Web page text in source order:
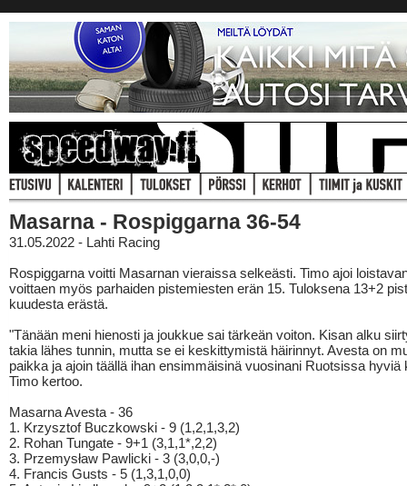
Masarna - Rospiggarna 36-54
31.05.2022 - Lahti Racing
Rospiggarna voitti Masarnan vieraissa selkeästi. Timo ajoi
voittaen myös parhaiden pistemiesten erän 15. Tuloksena 13+2
kuudesta erästä.
"Tänään meni hienosti ja joukkue sai tärkeän voiton. Kisan alku
takia lähes tunnin, mutta se ei keskittymistä häirinnyt. Avesta on
paikka ja ajoin täällä ihan ensimmäisinä vuosinani Ruotsissa hyviä
Timo kertoo.
Masarna Avesta - 36
1. Krzysztof Buczkowski - 9 (1,2,1,3,2)
2. Rohan Tungate - 9+1 (3,1,1*,2,2)
3. Przemysław Pawlicki - 3 (3,0,0,-)
4. Francis Gusts - 5 (1,3,1,0,0)